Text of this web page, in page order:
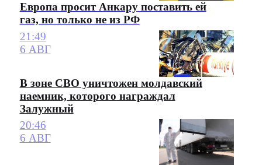
Европа просит Анкару поставить ей
газ, но только не из РФ
21:49
6 АВГ
В зоне СВО уничтожен молдавский
наемник, которого награждал
Залужный
20:46
6 АВГ